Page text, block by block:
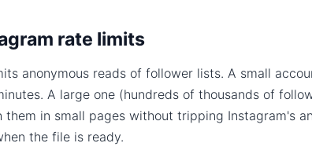
rate limits
anonymous reads of follower lists. A small
A large one (hundreds of thousands of
in small pages without tripping Instagram's
the file is ready.